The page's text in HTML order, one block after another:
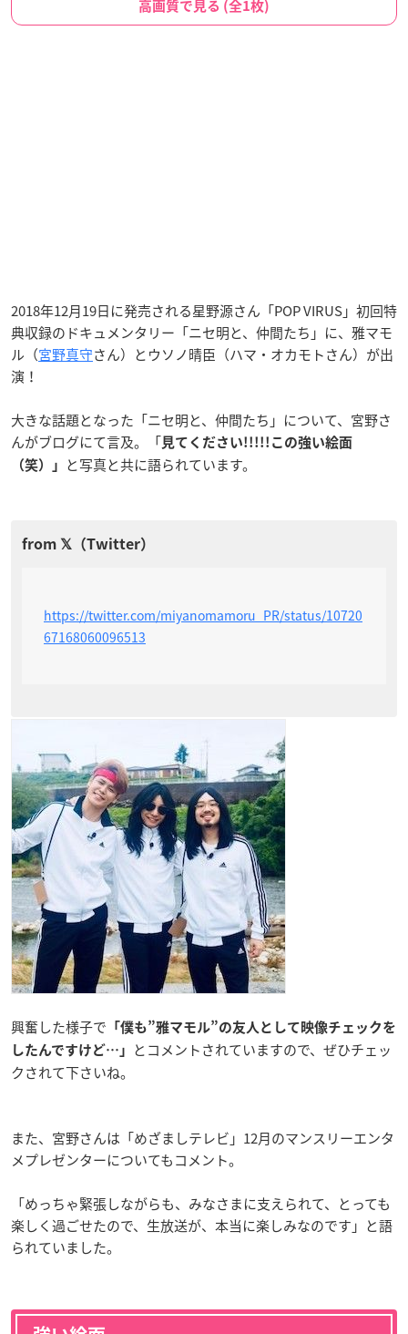
高画質で見る (全1枚)
2018年12月19日に発売される星野源さん「POP VIRUS」初回特
典収録のドキュメンタリー「ニセ明と、仲間たち」に、雅マモ
ル（宮野真守さん）とウソノ晴臣（ハマ・オカモトさん）が出
演！
大きな話題となった「ニセ明と、仲間たち」について、宮野さ
んがブログにて言及。「見てください!!!!!この強い絵面
（笑）
」 と写真と共に語られています。
https://twitter.com/miyanomamoru_PR/status/10720
67168060096513
興奮した様子で 「僕も”雅マモル”の友人として映像チェックを
したんですけど…」
とコメントされていますので、ぜひチェッ
クされて下さいね。
また、宮野さんは「めざましテレビ」12月のマンスリーエンタ
メプレゼンターについてもコメント。
「めっちゃ緊張しながらも、みなさまに支えられて、とっても
楽しく過ごせたので、生放送が、本当に楽しみなのです」と語
られていました。